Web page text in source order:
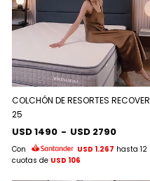
COLCHÓN DE RESORTES RECOVER
25
USD 1490 - USD 2790
Con USD 1.267 hasta 12
cuotas de USD 106